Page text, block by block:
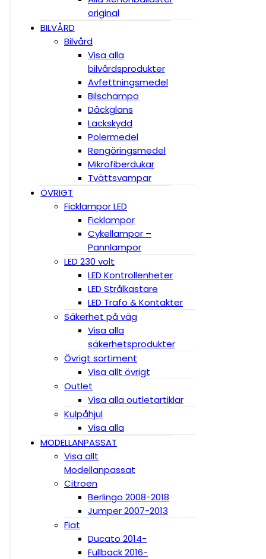
original
BILVÅRD
Bilvård
Visa alla
bilvårdsprodukter
Avfettningsmedel
Bilschampo
Däckglans
Lackskydd
Polermedel
Rengöringsmedel
Mikrofiberdukar
Tvättsvampar
ÖVRIGT
Ficklampor LED
Ficklampor
Cykellampor –
Pannlampor
LED 230 volt
LED Kontrollenheter
LED Strålkastare
LED Trafo & Kontakter
Säkerhet på väg
Visa alla
säkerhetsprodukter
Övrigt sortiment
Visa allt övrigt
Outlet
Visa alla outletartiklar
Kulpåhjul
Visa alla
MODELLANPASSAT
Visa allt
Modellanpassat
Citroen
Berlingo 2008-2018
Jumper 2007-2013
Fiat
Ducato 2014-
Fullback 2016-